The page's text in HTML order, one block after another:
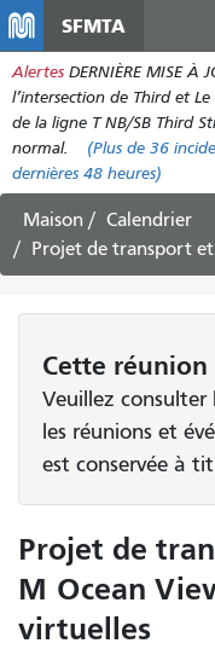
SFMTA
Alertes DERNIÈRE MISE À
l’intersection de Third et
de la ligne T NB/SB Third
normal.
(Plus de 36
dernières 48 heures)
Maison
Calendrier
Projet de transport et de
Cette réunion
Veuillez consulter
les réunions et
est conservée à
Projet de
M Ocean
virtuelles